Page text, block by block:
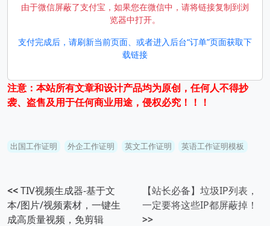
由于微信屏蔽了支付宝，如果您在微信中，请将链接复制到浏
览器中打开。
支付完成后，请刷新当前页面、或者进入后台“订单”页面获取下
载链接
注意：本站所有文章和设计产品均为原创，任何人不得抄
袭、盗售及用于任何商业用途，侵权必究！！！
出国工作证明 外企工作证明 英文工作证明 英语工作证明模板
<<TIV视频生成器-基于文
本/图片/视频素材，一键生
成高质量视频，免剪辑
【站长必备】垃圾IP列表，
一定要将这些IP都屏蔽掉！
>>